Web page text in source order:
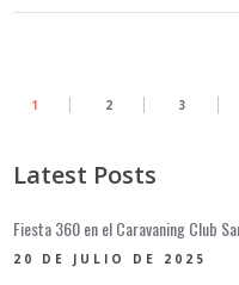
1 2 3
Latest Posts
Fiesta 360 en el Caravaning Club
20 DE JULIO DE 2025